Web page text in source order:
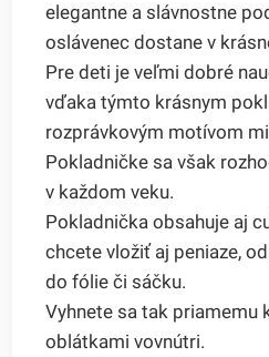
elegantne a slávnostne
oslávenec dostane v
Pre deti je veľmi dobré
vďaka týmto krásnym
rozprávkovým motívom
Pokladničke sa však
v každom veku.
Pokladnička obsahuje aj
chcete vložiť aj peniaze,
do fólie či sáčku.
Vyhnete sa tak priamemu
oblátkami vovnútri.